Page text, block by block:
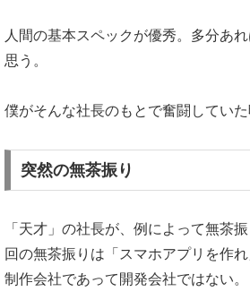
人間の基本スペックが優秀。多分あ
思う。
僕がそんな社長のもとで奮闘していた
突然の無茶振り
「天才」の社長が、例によって無茶
回の無茶振りは「スマホアプリを作
制作会社であって開発会社ではない。